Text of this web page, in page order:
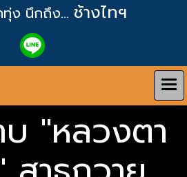
ง นึกถึง... ช้างไทฯ
บ "หลวงตา